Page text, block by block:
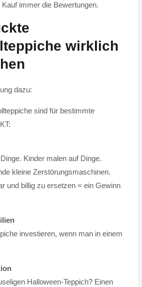
immer die Bewertungen.
wirklich
dazu:
sind für bestimmte
Kinder malen auf Dinge.
kleine Zerstörungsmaschinen.
und billig zu ersetzen = ein Gewinn
investieren, wenn man in einem
Halloween-Teppich? Einen